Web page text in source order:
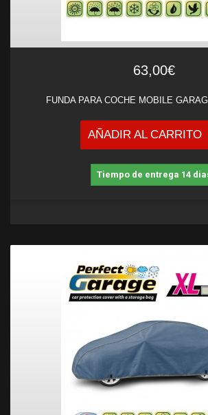
63,00€
FUNDA PARA COCHE MOBILE
AÑADIR AL CARRITO
Tiempo de entrega 14